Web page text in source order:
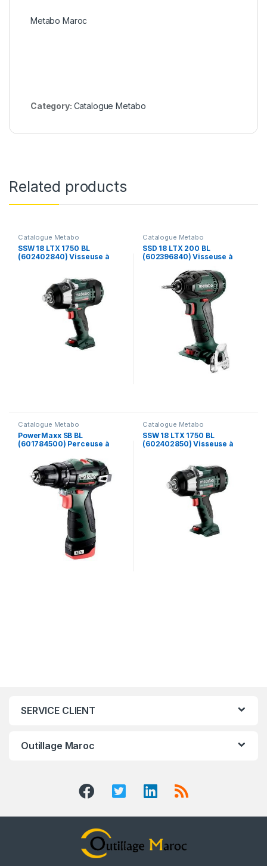
Metabo Maroc
Category: Catalogue Metabo
Related products
Catalogue Metabo
SSW 18 LTX 1750 BL
(602402840) Visseuse à
Catalogue Metabo
SSD 18 LTX 200 BL
(602396840) Visseuse à
Catalogue Metabo
PowerMaxx SB BL
(601784500) Perceuse à
Catalogue Metabo
SSW 18 LTX 1750 BL
(602402850) Visseuse à
SERVICE CLIENT
Outillage Maroc